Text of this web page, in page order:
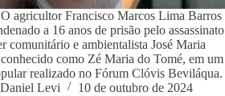
agricultor Francisco Marcos Lima Barros
a 16 anos de prisão pelo assassinato
comunitário e ambientalista José Maria
como Zé Maria do Tomé, em um
realizado no Fórum Clóvis Beviláqua.
Daniel Levi
10 de outubro de 2024